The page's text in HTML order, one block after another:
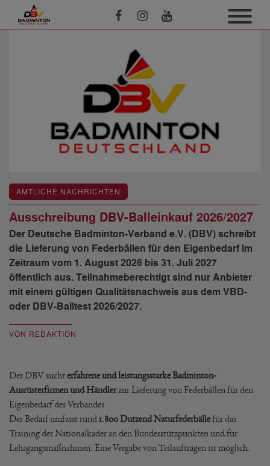
AMTLICHE NACHRICHTEN
Ausschreibung DBV-Balleinkauf 2026/2027
Der Deutsche Badminton-Verband e.V. (DBV) schreibt
die Lieferung von Federbällen für den Eigenbedarf im
Zeitraum vom 1. August 2026 bis 31. Juli 2027
öffentlich aus. Teilnahmeberechtigt sind nur Anbieter
mit einem gültigen Qualitätsnachweis aus dem VBD-
oder DBV-Balltest 2026/2027.
VON REDAKTION
Der DBV suchterfahrene und leistungsstarke Badminton-
Ausrüsterfirmen und Händlerzur Lieferung von Federbällen für den
Eigenbedarf des Verbandes.
Der Bedarf umfasst rund1.800 Dutzend Naturfederbällefür das
Training der Nationalkader an den Bundesstützpunkten und für
Lehrgangsmaßnahmen. Eine Vergabe von Teilaufträgen ist möglich.